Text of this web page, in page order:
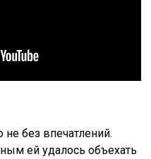
не без впечатлений.
ей удалось объехать